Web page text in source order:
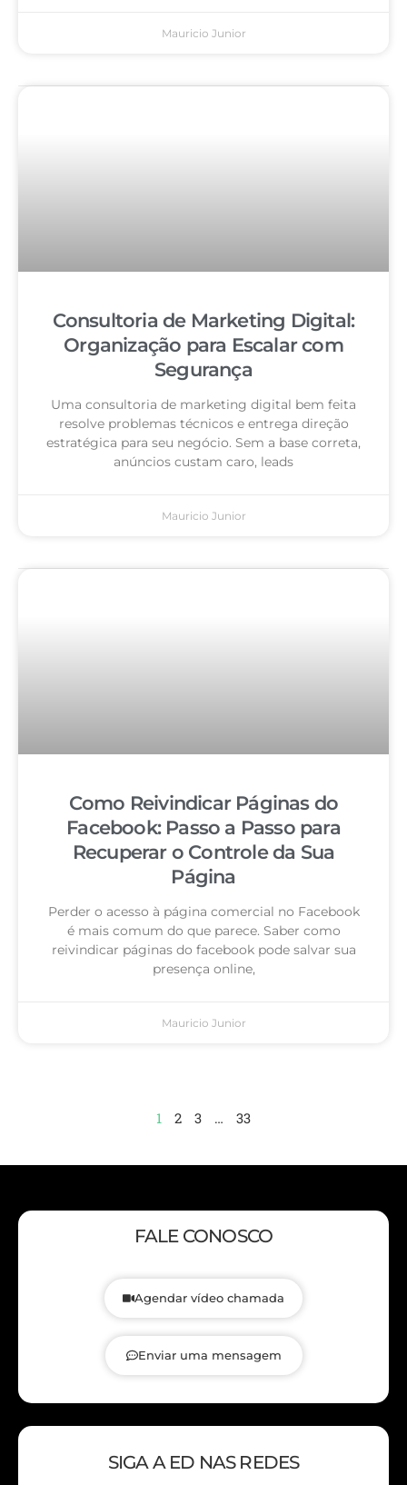
Mauricio Junior
Consultoria de Marketing Digital:
Organização para Escalar com
Segurança
Uma consultoria de marketing digital bem feita
resolve problemas técnicos e entrega direção
estratégica para seu negócio. Sem a base correta,
anúncios custam caro, leads
Mauricio Junior
Como Reivindicar Páginas do
Facebook: Passo a Passo para
Recuperar o Controle da Sua
Página
Perder o acesso à página comercial no Facebook
é mais comum do que parece. Saber como
reivindicar páginas do facebook pode salvar sua
presença online,
Mauricio Junior
1 2 3 … 33
FALE CONOSCO
Agendar vídeo chamada
Enviar uma mensagem
SIGA A ED NAS REDES